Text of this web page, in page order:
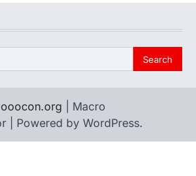
ooocon.org | Macro
| Powered by WordPress.